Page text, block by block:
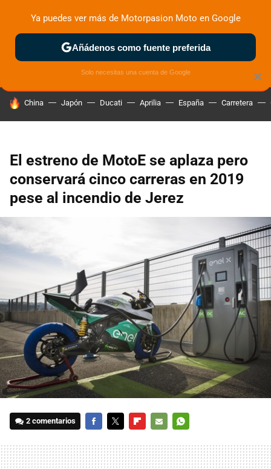
ZONA DE PRUEBAS DEPORTIVAS MOTOS ELÉCTRICAS
HOY SE HABLA DE
China Japón Ducati Aprilia España Carretera
El estreno de MotoE se aplaza pero
conservará cinco carreras en 2019
pese al incendio de Jerez
2 comentarios
MAIL
×
Ya puedes ver más de Motorpasion Moto en Google
Añádenos como fuente preferida
Solo necesitas una cuenta de Google